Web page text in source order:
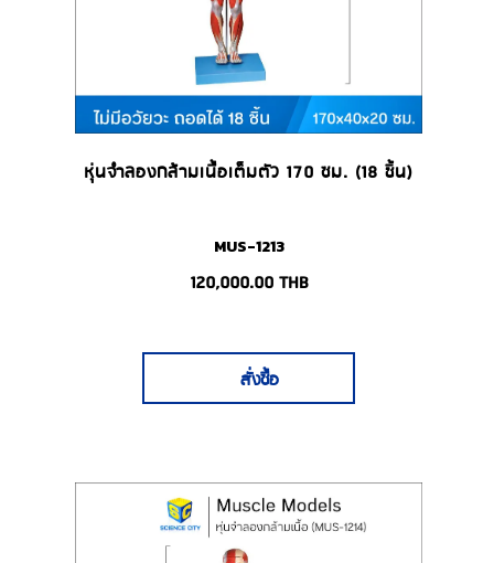
หุ่นจำลองกล้ามเนื้อเต็มตัว 170 ซม. (18 ชิ้น)
MUS-1213
120,000.00THB
สั่งซื้อ